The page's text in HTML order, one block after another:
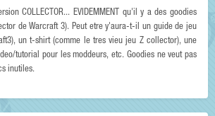
COLLECTOR... EVIDEMMENT qu'il y a des goodies
de Warcraft 3). Peut etre y'aura-t-il un guide de jeu
un t-shirt (comme le tres vieu jeu Z collector), une
tutorial pour les moddeurs, etc. Goodies ne veut pas
inutiles.